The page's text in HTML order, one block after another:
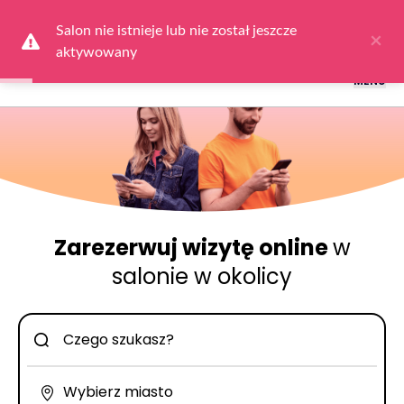
wybierzZaloguj się
MENU
Zarezerwuj wizytę onlinew
salonie w okolicy
Salon nie istnieje lub nie został jeszcze
aktywowany
×